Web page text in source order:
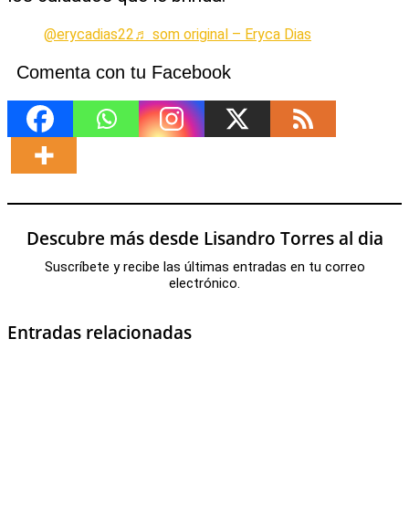
@erycadias22♬ som original – Eryca Dias
Comenta con tu Facebook
Descubre más desde Lisandro Torres al dia
Suscríbete y recibe las últimas entradas en tu correo
electrónico.
Entradas relacionadas